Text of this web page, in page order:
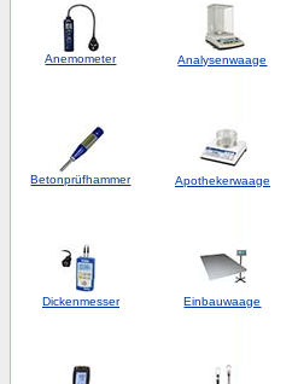
Anemometer Analysenwaage
Betonprüfhammer Apothekerwaage
Dickenmesser Einbauwaage